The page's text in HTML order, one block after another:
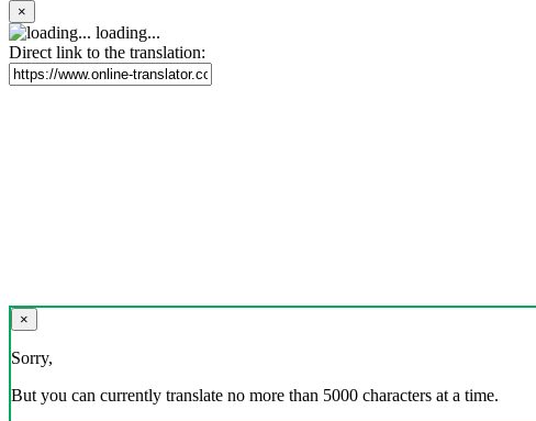
×
loading...
Direct link to the translation:
×
Sorry,
But you can currently translate no more than 5000 characters at a time.